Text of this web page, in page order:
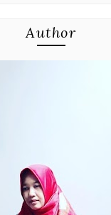
Author